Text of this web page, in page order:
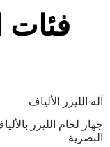
فئات
آلة الليزر الألياف
جهاز لحام الليزر
البصرية